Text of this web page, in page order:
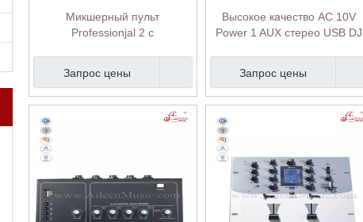
Микшерный пульт
Professionjal 2 с
Запрос цены
Высокое качество AC 10V
Power 1 AUX стерео USB DJ
Запрос цены